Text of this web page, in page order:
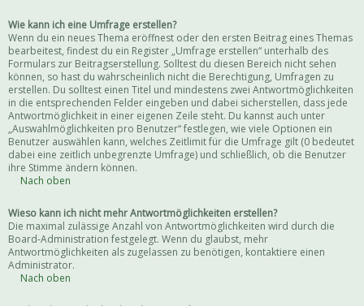
Wie kann ich eine Umfrage erstellen?
Wenn du ein neues Thema eröffnest oder den ersten Beitrag eines Themas
bearbeitest, findest du ein Register „Umfrage erstellen“ unterhalb des
Formulars zur Beitragserstellung. Solltest du diesen Bereich nicht sehen
können, so hast du wahrscheinlich nicht die Berechtigung, Umfragen zu
erstellen. Du solltest einen Titel und mindestens zwei Antwortmöglichkeiten
in die entsprechenden Felder eingeben und dabei sicherstellen, dass jede
Antwortmöglichkeit in einer eigenen Zeile steht. Du kannst auch unter
„Auswahlmöglichkeiten pro Benutzer“ festlegen, wie viele Optionen ein
Benutzer auswählen kann, welches Zeitlimit für die Umfrage gilt (0 bedeutet
dabei eine zeitlich unbegrenzte Umfrage) und schließlich, ob die Benutzer
ihre Stimme ändern können.
Nach oben
Wieso kann ich nicht mehr Antwortmöglichkeiten erstellen?
Die maximal zulässige Anzahl von Antwortmöglichkeiten wird durch die
Board-Administration festgelegt. Wenn du glaubst, mehr
Antwortmöglichkeiten als zugelassen zu benötigen, kontaktiere einen
Administrator.
Nach oben